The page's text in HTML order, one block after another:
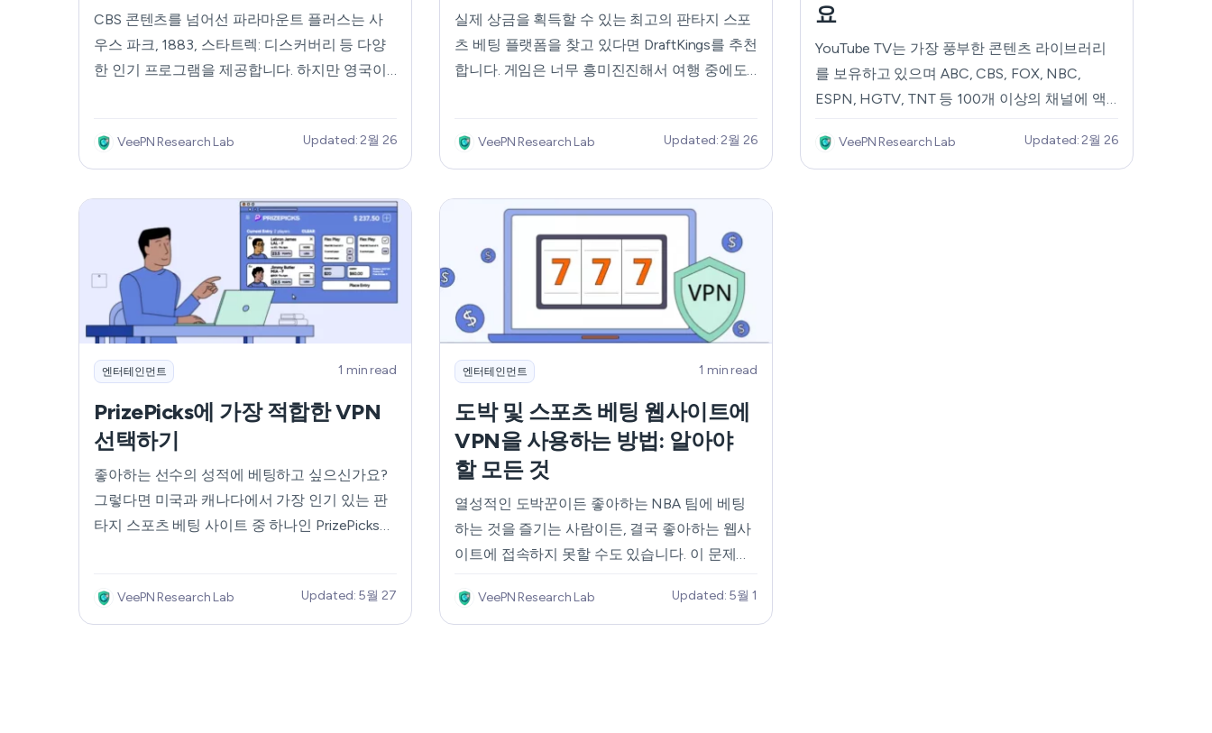
CBS 콘텐츠를 넘어선 파라마운트 플러스는 사
우스 파크, 1883, 스타트렉: 디스커버리 등 다양
한 인기 프로그램을 제공합니다. 하지만 영국이
는 것은 까다로울 수 있습니다. 이럴 때 VPN이
가장 좋은 친구가 됩니다. 이 가이드에서는 파라
마운트 사용자들이 이 문제에 대해 가장 궁금해
하는 질문을 다루었습니다. 원활한 스트리밍 경
험을 유지하기 위해 간단하고 간결한 답변을 제
공해드리겠습니다. 시작해 보겠습니다!
VeePN Research Lab Updated: 2월 26
실제 상금을 획득할 수 있는 최고의 판타지 스포
츠 베팅 플랫폼을 찾고 있다면 DraftKings를 추천
합니다. 게임은 너무 흥미진진해서 여행 중에도
랫폼을 이용할 수 없기 때문에 휴가 중에는 게임
을 즐길 수 없습니다. 하지만 해외 여행 중에도
드래프트킹스 위치를 속이고 좋아하는 판타지
스포츠를 즐길 수 있는 입증된 방법이 있습니다.
더 이상 고민하지 말고 알아보세요!
VeePN Research Lab Updated: 2월 26
요
YouTube TV는 가장 풍부한 콘텐츠 라이브러리
를 보유하고 있으며 ABC, CBS, FOX, NBC,
ESPN, HGTV, TNT 등 100개 이상의 채널에 액
통해 지역 네트워크의 거의 모든 프로그램을 시
청할 수 있습니다. 하지만 이 스트리밍 서비스는
VeePN Research Lab Updated: 2월 26
엔터테인먼트 1 min read
PrizePicks에 가장 적합한 VPN
선택하기
좋아하는 선수의 성적에 베팅하고 싶으신가요?
그렇다면 미국과 캐나다에서 가장 인기 있는 판
타지 스포츠 베팅 사이트 중 하나인 PrizePicks에
츠 리그를 지원합니다. PrizePicks의 유일한 문제
점은 지역에 따라 이용 가능 여부가 달라진다는
VeePN Research Lab Updated: 5월 27
엔터테인먼트 1 min read
도박 및 스포츠 베팅 웹사이트에
VPN을 사용하는 방법: 알아야
할 모든 것
열성적인 도박꾼이든 좋아하는 NBA 팀에 베팅
하는 것을 즐기는 사람이든, 결국 좋아하는 웹사
이트에 접속하지 못할 수도 있습니다. 이 문제는
또는 완전히 제한되는 외국이나 다른 주를 여행
하는 동안 종종 발생합니다. 이 경우 신뢰할 수
VeePN Research Lab Updated: 5월 1